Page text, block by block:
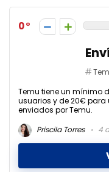
0
Temu tiene un mínimo
usuarios y de 20€ para
enviados por Temu.
Priscila Torres
4